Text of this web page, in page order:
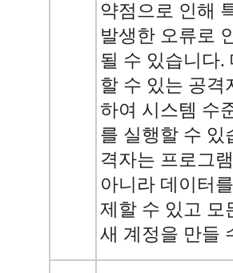
약점으로 인해
발생한 오류로
될 수 있습니다.
할 수 있는 공격
하여 시스템 수
를 실행할 수 있
격자는 프로그
아니라 데이터
제할 수 있고 모
새 계정을 만들